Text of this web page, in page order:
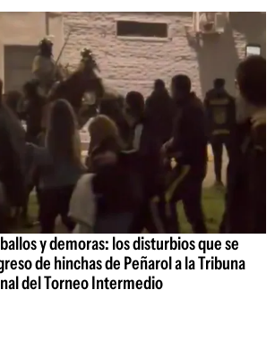
y demoras: los disturbios que se
de hinchas de Peñarol a la Tribuna
del Torneo Intermedio